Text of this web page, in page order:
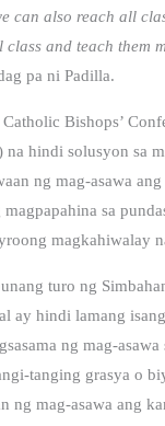
can also reach all
class and teach them
pa ni Padilla.
Bishops’
na hindi solusyon sa
ng mag-asawa
sa
magkahiwalay
turo ng
ay hindi lamang
ng mag-asawa
tanging grasya o
ng mag-asawa ang